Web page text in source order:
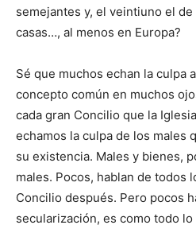
semejantes y, el veintiuno el
casas…, al menos en Europa?
Sé que muchos echan la culpa
concepto común en muchos
cada gran Concilio que la
echamos la culpa de los males
su existencia. Males y bienes,
males. Pocos, hablan de todos
Concilio después. Pero pocos
secularización, es como todo